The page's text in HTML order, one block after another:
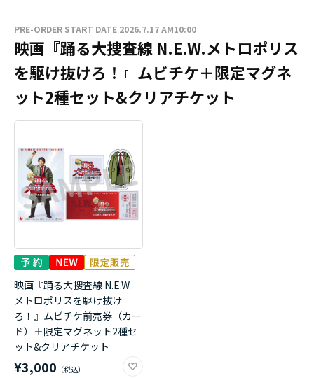
PRE-ORDER START DATE 2026.7.17 AM10:00
映画『踊る大捜査線 N.E.W.メトロポリス
を駆け抜けろ！』ムビチケ＋限定マグネ
ット2種セット&クリアチケット
映画『踊る大捜査線 N.E.W.
メトロポリスを駆け抜け
ろ！』ムビチケ前売券（カー
ド）＋限定マグネット2種セ
ット&クリアチケット
¥3,000